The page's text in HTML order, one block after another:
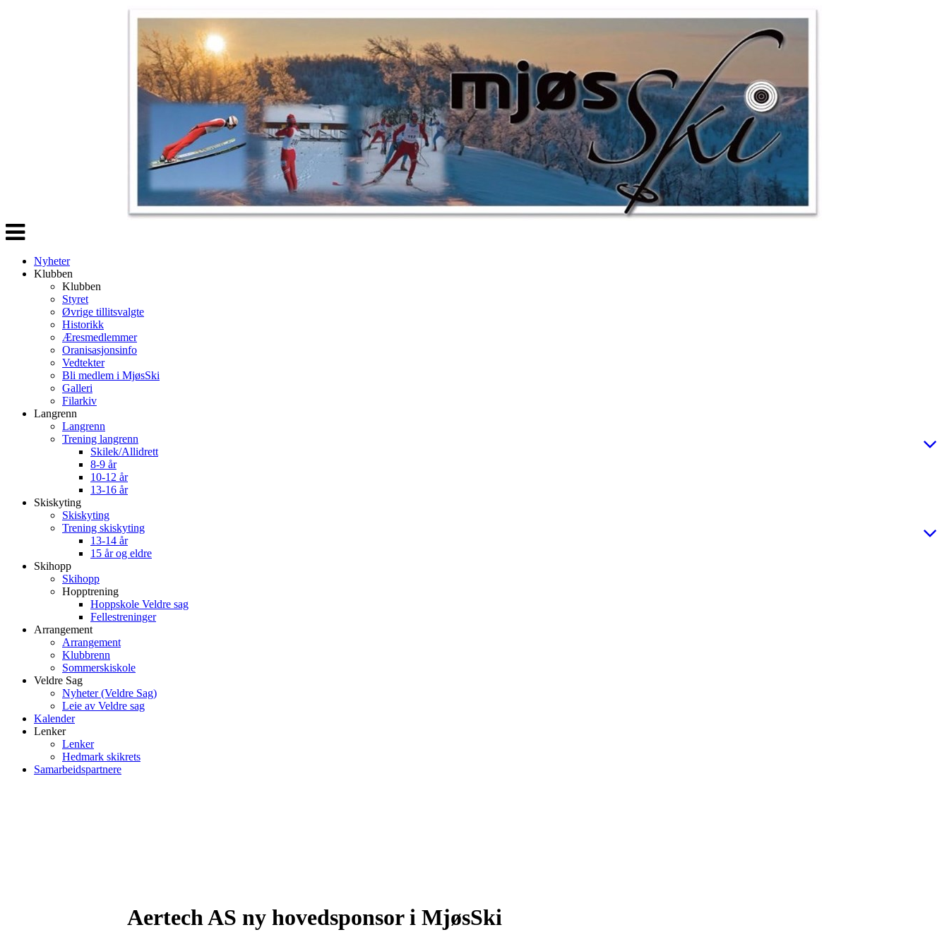
Veksle
navigasjon
Nyheter
Klubben
Klubben
Styret
Øvrige tillitsvalgte
Historikk
Æresmedlemmer
Oranisasjonsinfo
Vedtekter
Bli medlem i MjøsSki
Galleri
Filarkiv
Langrenn
Langrenn
Trening langrenn
Skilek/Allidrett
8-9 år
10-12 år
13-16 år
Skiskyting
Skiskyting
Trening skiskyting
13-14 år
15 år og eldre
Skihopp
Skihopp
Hopptrening
Hoppskole Veldre sag
Fellestreninger
Arrangement
Arrangement
Klubbrenn
Sommerskiskole
Veldre Sag
Nyheter (Veldre Sag)
Leie av Veldre sag
Kalender
Lenker
Lenker
Hedmark skikrets
Samarbeidspartnere
Aertech AS ny hovedsponsor i MjøsSki